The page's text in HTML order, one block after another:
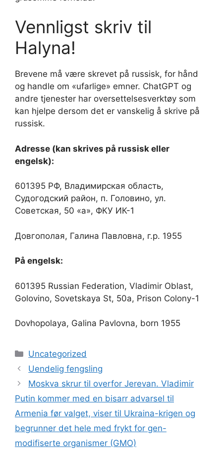
Vennligst skriv til
Halyna!
Brevene må være skrevet på russisk, for hånd
og handle om «ufarlige» emner. ChatGPT og
andre tjenester har oversettelsesverktøy som
kan hjelpe dersom det er vanskelig å skrive på
russisk.
Adresse (kan skrives på russisk eller
engelsk):
601395 РФ, Владимирская область,
Судогодский район, п. Головино, ул.
Советская, 50 «а», ФКУ ИК-1
Довгополая, Галина Павловна, г.р. 1955
På engelsk:
601395 Russian Federation, Vladimir Oblast,
Golovino, Sovetskaya St, 50a, Prison Colony-1
Dovhopolaya, Galina Pavlovna, born 1955
Kategorier
Uncategorized
Uendelig fengsling
Moskva skrur til overfor Jerevan. Vladimir
Putin kommer med en bisarr advarsel til
Armenia før valget, viser til Ukraina-krigen og
begrunner det hele med frykt for gen-
modifiserte organismer (GMO)